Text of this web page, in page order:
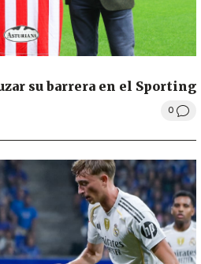
su barrera en el Sporting
0